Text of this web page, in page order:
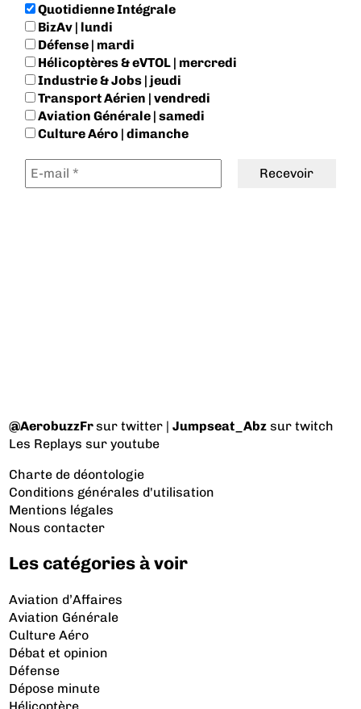
Quotidienne Intégrale
BizAv | lundi
Défense | mardi
Hélicoptères & eVTOL | mercredi
Industrie & Jobs | jeudi
Transport Aérien | vendredi
Aviation Générale | samedi
Culture Aéro | dimanche
@AerobuzzFrsur twitter |Jumpseat_Abz sur twitch
Les Replays sur youtube
Charte de déontologie
Conditions générales d'utilisation
Mentions légales
Nous contacter
Les catégories à voir
Aviation d’Affaires
Aviation Générale
Culture Aéro
Débat et opinion
Défense
Dépose minute
Hélicoptère